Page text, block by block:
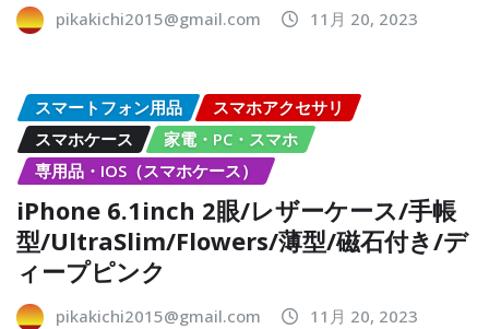
pikakichi2015@gmail.com 11月 20, 2023
スマートフォン用品
スマホアクセサリ
スマホケース
家電・PC・スマホ
専用品・IOS（スマホケース）
iPhone 6.1inch 2眼/レザーケース/手帳
型/UltraSlim/Flowers/薄型/磁石付き/デ
ィープピンク
pikakichi2015@gmail.com 11月 20, 2023